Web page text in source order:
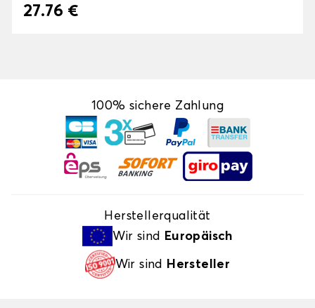
27.76 €
100% sichere Zahlung
Herstellerqualität
Wir sind
Europäisch
Wir sind Hersteller